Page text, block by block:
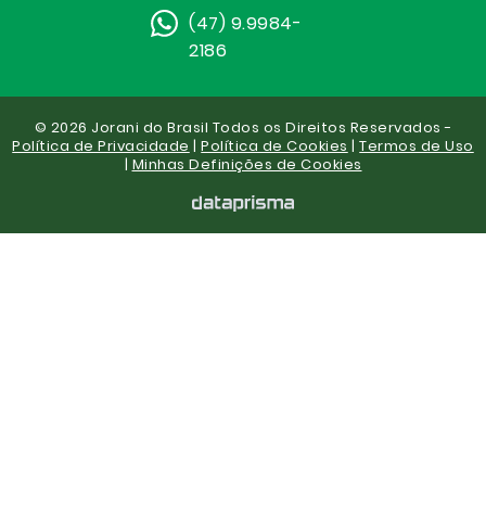
(47) 9.9984-
2186
© 2026 Jorani do Brasil Todos os Direitos Reservados -
Política de Privacidade |Política de Cookies |Termos de Uso
| Minhas Definições de Cookies